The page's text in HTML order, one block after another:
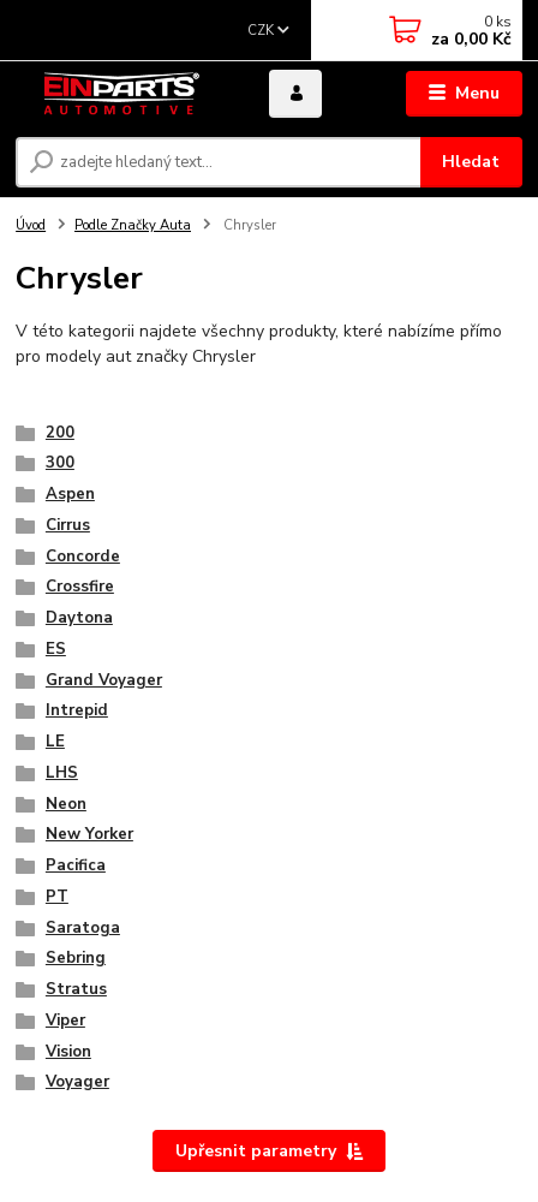
Menu
CZK
Hledat
0 ks
za 0,00 Kč
Úvod Podle Značky Auta Chrysler
Chrysler
V této kategorii najdete všechny produkty, které nabízíme přímo
pro modely aut značky Chrysler
200
300
Aspen
Cirrus
Concorde
Crossfire
Daytona
ES
Grand Voyager
Intrepid
LE
LHS
Neon
New Yorker
Pacifica
PT
Saratoga
Sebring
Stratus
Viper
Vision
Voyager
Upřesnit parametry